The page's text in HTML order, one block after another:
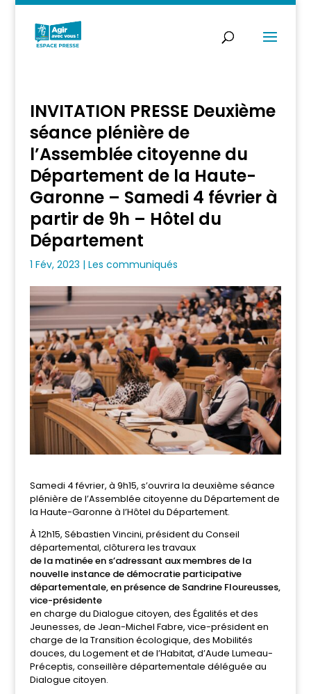
INVITATION PRESSE Deuxième
séance plénière de
l’Assemblée citoyenne du
Département de la Haute-
Garonne – Samedi 4 février à
partir de 9h – Hôtel du
Département
1 Fév, 2023 | Les communiqués
Samedi 4 février, à 9h15, s’ouvrira la deuxième séance
plénière de l’Assemblée citoyenne du Département de
la Haute-Garonne à l’Hôtel du Département.
À 12h15, Sébastien Vincini, président du Conseil
départemental, clôturera les travaux
de la matinée en s’adressant aux membres de la
nouvelle instance de démocratie participative
départementale, en présence de Sandrine Floureusses,
vice-présidente
en charge du Dialogue citoyen, des Égalités et des
Jeunesses, de Jean-Michel Fabre, vice-président en
charge de la Transition écologique, des Mobilités
douces, du Logement et de l’Habitat, d’Aude Lumeau-
Préceptis, conseillère départementale déléguée au
Dialogue citoyen.